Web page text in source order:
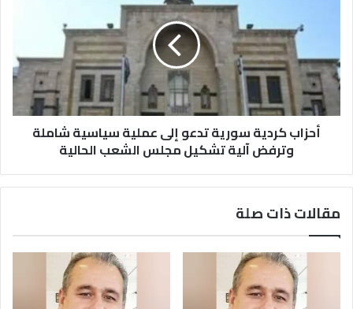
عملية
سياسية
شاملة
وترفض
الشعب
أحزاب كردية سورية تدعو إلى عملية سياسية شاملة
وترفض آلية تشكيل مجلس الشعب الحالية
مقالات ذات صلة